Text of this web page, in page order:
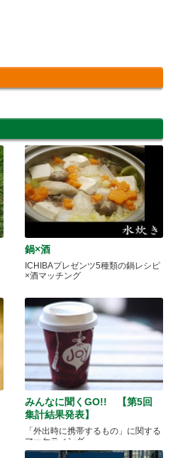
鍋×酒
ICHIBAプレゼンツ5種類の鍋レシピ
×酒マッチング
みんなに聞くGO!! 【第5回
集計結果発表】
「外出時に携帯するもの」に関する
マーケティング